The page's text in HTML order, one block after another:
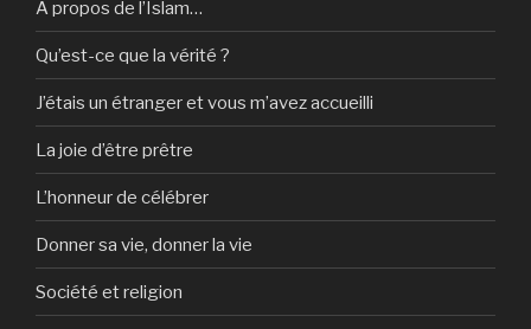
A propos de l’Islam…
Qu’est-ce que la vérité ?
J’étais un étranger et vous m’avez accueilli
La joie d’être prêtre
L’honneur de célébrer
Donner sa vie, donner la vie
Société et religion